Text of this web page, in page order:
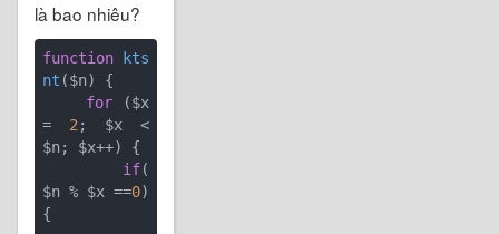
là bao nhiêu?
function
kts
nt ($n)
{
for ($x
= 2; $x <
$n; $x++) {
if(
$n % $x ==0)
{